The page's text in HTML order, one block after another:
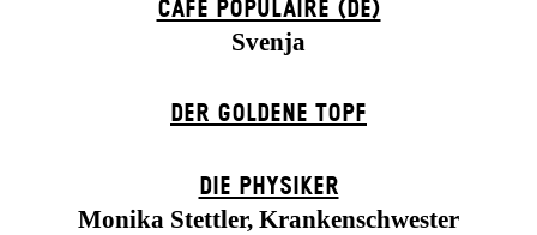
CAFÉ POPULAIRE (DE)
Svenja
DER GOLDENE TOPF
DIE PHYSIKER
Monika Stettler, Krankenschwester